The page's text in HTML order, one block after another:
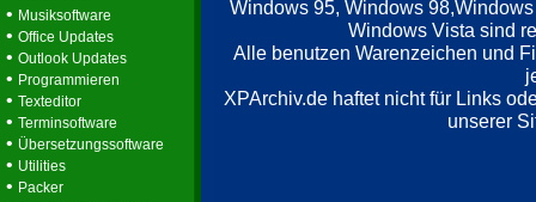
• Musiksoftware
• Office Updates
• Outlook Updates
• Programmieren
• Texteditor
• Terminsoftware
• Übersetzungssoftware
• Utilities
• Packer
Windows 95, Windows
Windows Vista sind
Alle benutzen Warenzeichen und
XPArchiv.de haftet nicht für Links
unserer